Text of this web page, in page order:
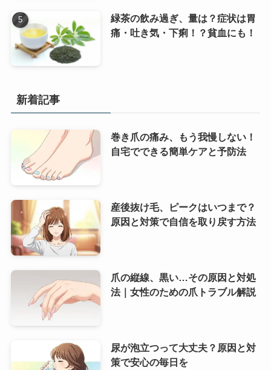
緑茶の飲み過ぎ、量は？症状は胃
痛・吐き気・下痢！？貧血にも！
新着記事
巻き爪の痛み、もう我慢しない！
自宅でできる簡単ケアと予防法
産後抜け毛、ピークはいつまで？
原因と対策で自信を取り戻す方法
爪の縦線、黒い…その原因と対処
法｜女性のための爪トラブル解説
尿が泡立つって大丈夫？原因と対
策で安心の毎日を